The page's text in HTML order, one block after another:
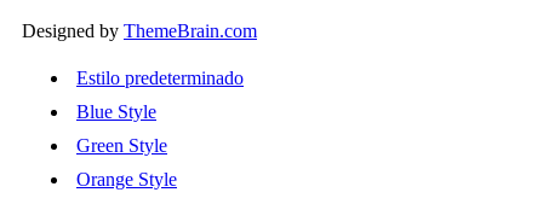
Designed by ThemeBrain.com
Estilo predeterminado
Blue Style
Green Style
Orange Style